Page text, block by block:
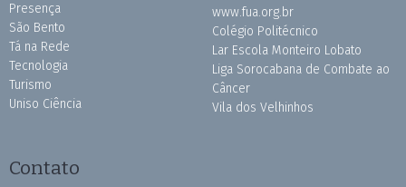
Presença
São Bento
Tá na Rede
Tecnologia
Turismo
Uniso Ciência
www.fua.org.br
Colégio Politécnico
Lar Escola Monteiro Lobato
Liga Sorocabana de Combate ao
Câncer
Vila dos Velhinhos
Contato